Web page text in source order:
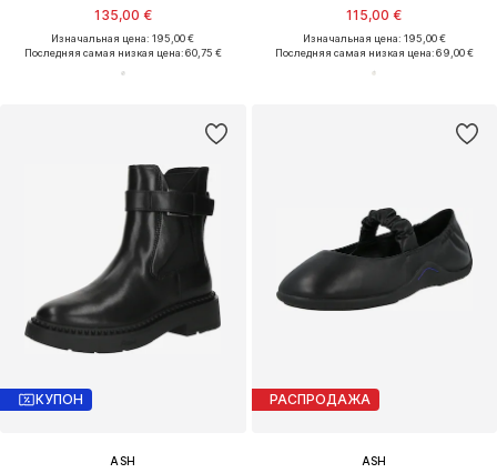
135,00 €
Изначальная цена: 195,00 €
Последняя самая низкая цена:60,75 €
115,00 €
Изначальная цена: 195,00 €
Последняя самая низкая цена:69,00 €
КУПОН
ASH
РАСПРОДАЖА
ASH